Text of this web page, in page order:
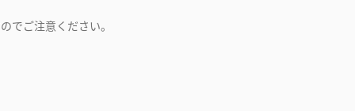
でご注意ください。